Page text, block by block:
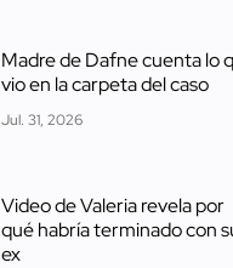
Madre de Dafne cuenta lo
vio en la carpeta del caso
Jul. 31, 2026
Video de Valeria revela por
qué habría terminado con
ex